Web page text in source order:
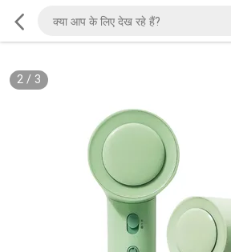
2/ 3